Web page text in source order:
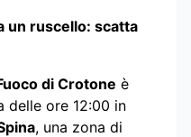
un ruscello: scatta
di Crotone è
delle ore 12:00 in
, una zona di